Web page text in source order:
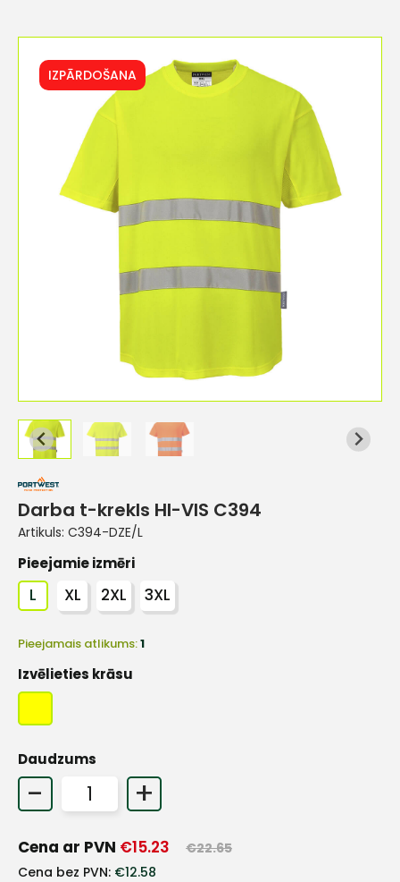
IZPĀRDOŠANA
Darba t-krekls HI-VIS C394
Artikuls: C394-DZE/L
Pieejamie izmēri
L XL 2XL 3XL
Pieejamais atlikums:1
Izvēlieties krāsu
Daudzums
- +
Cena ar PVN €15.23 €22.65
Cena bez PVN: €12.58
Sazinies
+